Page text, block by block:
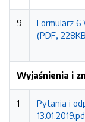
9
Formularz
(PDF,
Wyjaśnienia i
1
Pytania i